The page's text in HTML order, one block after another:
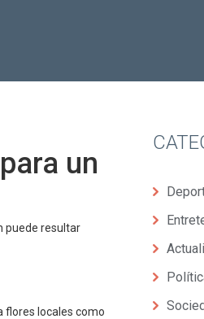
un
puede resultar
flores locales como